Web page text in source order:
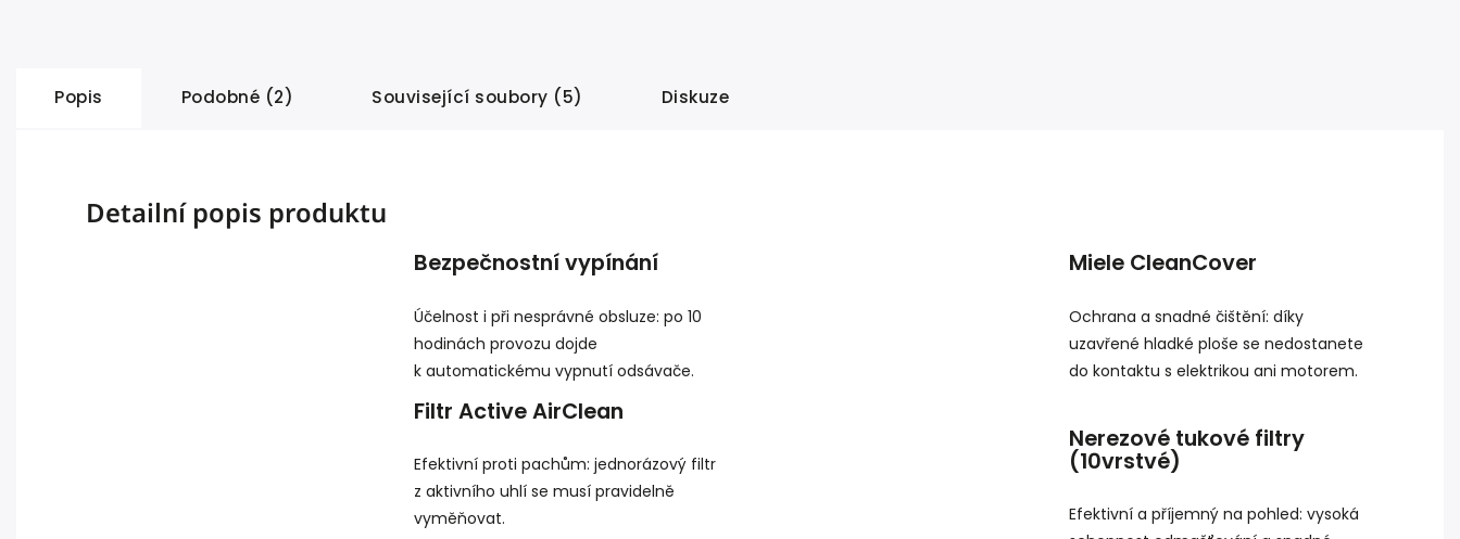
Popis Podobné (2) Související soubory (5) Diskuze
Detailní popis produktu
Bezpečnostní vypínání
Účelnost i při nesprávné obsluze: po 10
hodinách provozu dojde
k automatickému vypnutí odsávače.
Miele CleanCover
Ochrana a snadné čištění: díky
uzavřené hladké ploše se nedostanete
do kontaktu s elektrikou ani motorem.
Filtr Active AirClean
Efektivní proti pachům: jednorázový filtr
z aktivního uhlí se musí pravidelně
vyměňovat.
Nerezové tukové filtry
(10vrstvé)
Efektivní a příjemný na pohled: vysoká